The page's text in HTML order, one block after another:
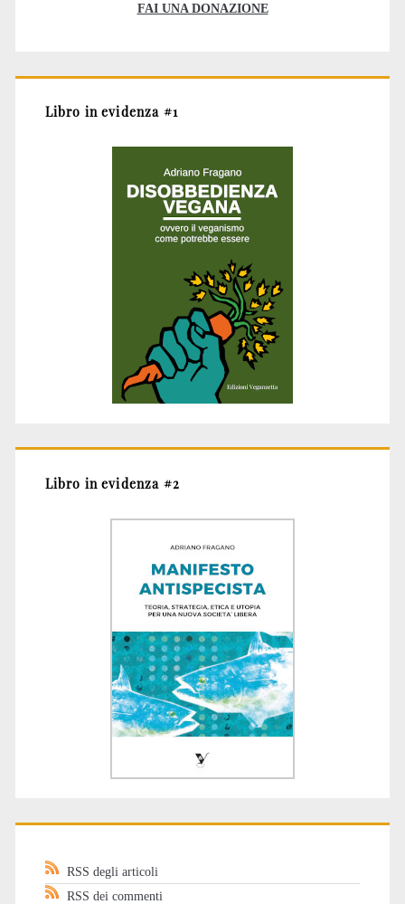
FAI UNA DONAZIONE
Libro in evidenza #1
Libro in evidenza #2
RSS degli articoli
RSS dei commenti